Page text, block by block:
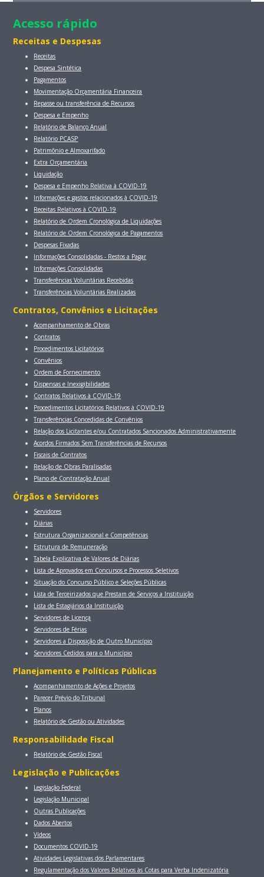
Acesso rápido
Receitas e Despesas
Receitas
Despesa Sintética
Pagamentos
Movimentação Orçamentária Financeira
Repasse ou transferência de Recursos
Despesa e Empenho
Relatório de Balanço Anual
Relatório PCASP
Patrimônio e Almoxarifado
Extra Orçamentária
Liquidação
Despesa e Empenho Relativa à COVID-19
Informações e gastos relacionados à COVID-19
Receitas Relativos à COVID-19
Relatório de Ordem Cronológica de Liquidações
Relatório de Ordem Cronológica de Pagamentos
Despesas Fixadas
Informações Consolidadas - Restos a Pagar
Informações Consolidadas
Transferências Voluntárias Recebidas
Transferências Voluntárias Realizadas
Contratos, Convênios e Licitaçōes
Acompanhamento de Obras
Contratos
Procedimentos Licitatórios
Convênios
Ordem de Fornecimento
Dispensas e Inexigibilidades
Contratos Relativos à COVID-19
Procedimentos Licitatórios Relativos à COVID-19
Transferências Concedidas de Convênios
Relação dos Licitantes e/ou Contratados Sancionados Administrativamente
Acordos Firmados Sem Transferências de Recursos
Fiscais de Contratos
Relação de Obras Paralisadas
Plano de Contratação Anual
Órgãos e Servidores
Servidores
Diárias
Estrutura Organizacional e Competências
Estrutura de Remuneração
Tabela Explicativa de Valores de Diárias
Lista de Aprovados em Concursos e Processos Seletivos
Situação do Concurso Público e Seleções Públicas
Lista de Terceirizados que Prestam de Serviços a Instituição
Lista de Estagiários da Instituição
Servidores de Licença
Servidores de Férias
Servidores a Disposição de Outro Município
Servidores Cedidos para o Município
Planejamento e Políticas Públicas
Acompanhamento de Ações e Projetos
Parecer Prévio do Tribunal
Planos
Relatório de Gestão ou Atividades
Responsabilidade Fiscal
Relatório de Gestão Fiscal
Legislação e Publicações
Legislação Federal
Legislação Municipal
Outras Publicações
Dados Abertos
Vídeos
Documentos COVID-19
Atividades Legislativas dos Parlamentares
Regulamentação dos Valores Relativos às Cotas para Verba Indenizatória